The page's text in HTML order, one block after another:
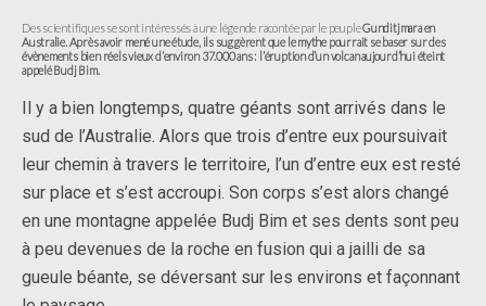
Des scientifiques se sont intéressés à une légende racontée par le peupleGunditjmara en
Australie. Après avoir mené une étude, ils suggèrent que le mythe pourrait se baser sur des
évènements bien réels vieux d’environ 37.000 ans : l’éruption d’un volcan aujourd’hui éteint
appelé Budj Bim.
Il y a bien longtemps, quatre géants sont arrivés dans le
sud de l’Australie. Alors que trois d’entre eux poursuivait
leur chemin à travers le territoire, l’un d’entre eux est resté
sur place et s’est accroupi. Son corps s’est alors changé
en une montagne appelée Budj Bim et ses dents sont peu
à peu devenues de la roche en fusion qui a jailli de sa
gueule béante, se déversant sur les environs et façonnant